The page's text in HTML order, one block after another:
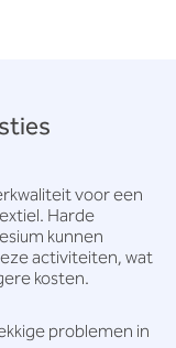
voor een
Harde
kunnen
activiteiten, wat
kosten.
problemen in